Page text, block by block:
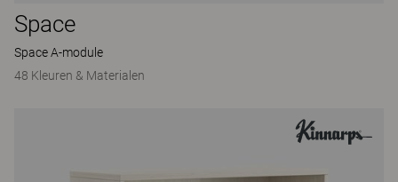
Space
Space A-module
48 Kleuren & Materialen